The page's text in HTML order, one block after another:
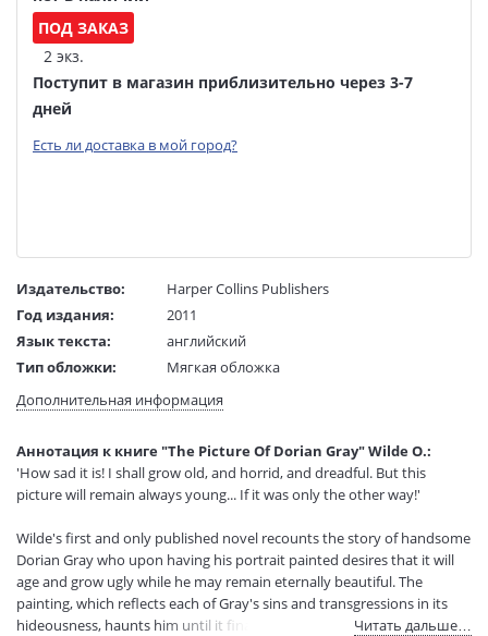
ПОД ЗАКАЗ
2 экз.
Поступит в магазин приблизительно через 3-7
дней
Есть ли доставка в мой город?
Издательство:
Harper Collins Publishers
Год издания:
2011
Язык текста:
английский
Тип обложки:
Мягкая обложка
Размеры в мм
(ДхШхВ):
180x112x20
Страниц:
252
Код товара:
50015619
ISBN:
9780007351053
В продаже с:
27.11.2020
Дополнительная информация
Аннотация к книге "The Picture Of Dorian Gray" Wilde O.:
'How sad it is! I shall grow old, and horrid, and dreadful. But this
picture will remain always young... If it was only the other way!'
Wilde's first and only published novel recounts the story of handsome
Dorian Gray who upon having his portrait painted desires that it will
age and grow ugly while he may remain eternally beautiful. The
painting, which reflects each of Gray's sins and transgressions in its
hideousness, haunts him until it finally becomes unbearable. In this
Читать дальше…